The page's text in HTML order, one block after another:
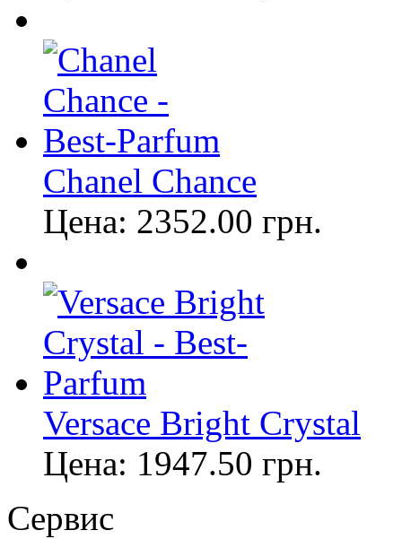
Chanel Chance
Цена: 2352.00 грн.
Versace Bright Crystal
Цена: 1947.50 грн.
Сервис